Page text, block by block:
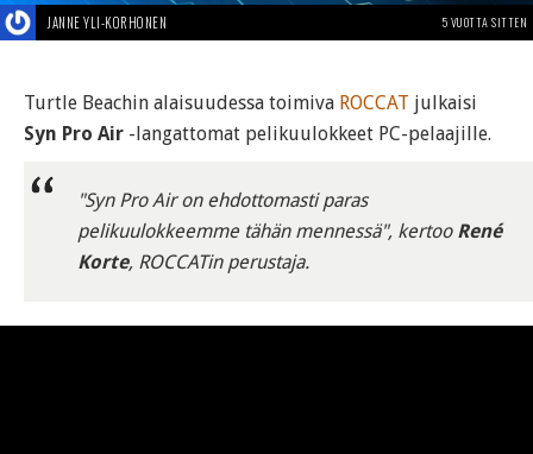
JANNE YLI-KORHONEN 5 VUOTTA SITTEN
Turtle Beachin alaisuudessa toimiva ROCCAT julkaisi
Syn Pro Air -langattomat pelikuulokkeet PC-pelaajille.
"Syn Pro Air on ehdottomasti paras
pelikuulokkeemme tähän mennessä", kertoo René
Korte, ROCCATin perustaja.